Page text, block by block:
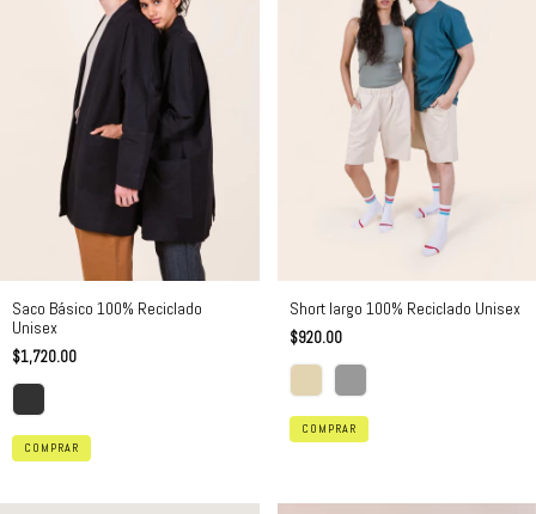
Saco Básico 100% Reciclado
Unisex
$1,720.00
COMPRAR
Short largo 100% Reciclado Unisex
$920.00
COMPRAR